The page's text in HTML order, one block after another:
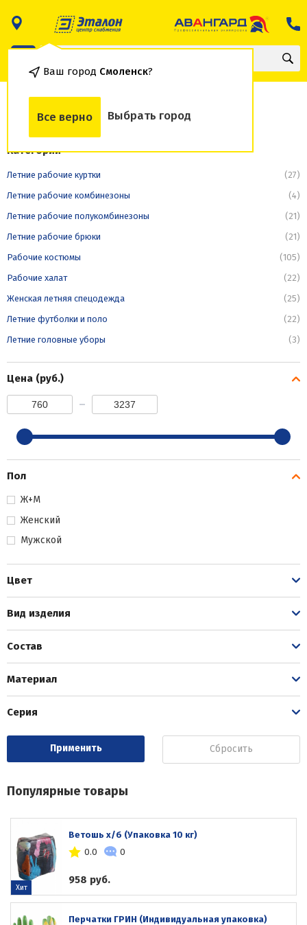
Ваш город Смоленск?
Все верно Выбрать город
Рабочие халаты
Категории
Летние рабочие куртки
(27)
Летние рабочие комбинезоны
(4)
Летние рабочие полукомбинезоны
(21)
Летние рабочие брюки
(21)
Рабочие костюмы
(105)
Рабочие халат
(22)
Женская летняя спецодежда
(25)
Летние футболки и поло
(22)
Летние головные уборы
(3)
Цена (руб.)
Пол
Ж+М
Женский
Мужской
Цвет
Вид изделия
Состав
Материал
Серия
Сбросить
Популярные товары
Ветошь х/б (Упаковка 10 кг)
0.0
0
958 руб.
Хит
Перчатки ГРИН (Индивидуальная упаковка)